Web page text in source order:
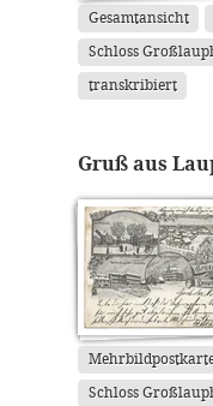
Gesamtansicht
Schloss
transkribiert
Gruß aus
Schloss